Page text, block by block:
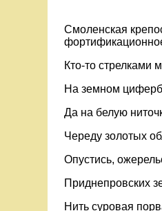
Смоленская
Кто-то стрелками
На земном
Да на белую
Череду золотых
Опустись,
Приднепровских
Нить суровая